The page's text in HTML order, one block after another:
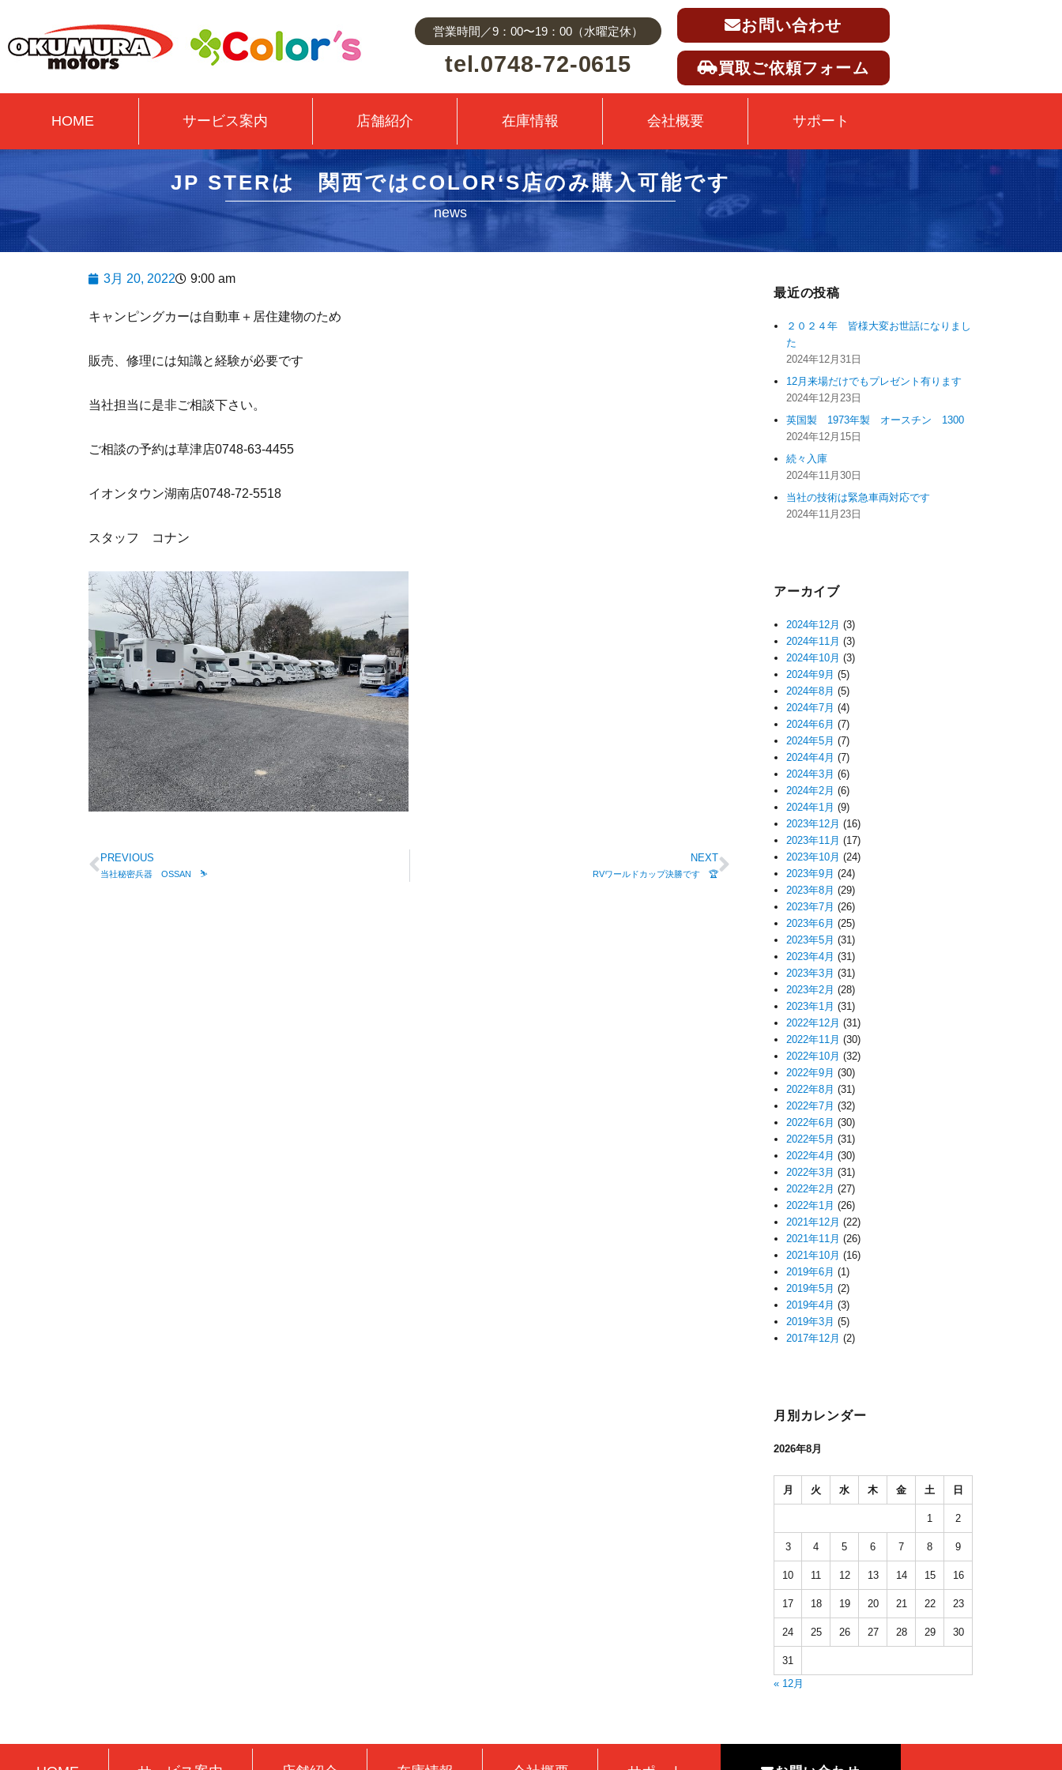
営業時間／9：00〜19：00（水曜定休）
tel.0748-72-0615
お問い合わせ
買取ご依頼フォーム
HOME サービス案内 店舗紹介 在庫情報 会社概要 サポート
JP STERは 関西ではCOLOR‘S店のみ購入可能です
news
3月 20, 2022 9:00 am
キャンピングカーは自動車＋居住建物のため
販売、修理には知識と経験が必要です
当社担当に是非ご相談下さい。
ご相談の予約は草津店0748-63-4455
イオンタウン湖南店0748-72-5518
スタッフ コナン
PREVIOUS
当社秘密兵器 OSSAN ⛷
NEXT
RVワールドカップ決勝です 🏆
最近の投稿
２０２４年 皆様大変お世話になりまし
た
2024年12月31日
12月来場だけでもプレゼント有ります
2024年12月23日
英国製 1973年製 オースチン 1300
2024年12月15日
続々入庫
2024年11月30日
当社の技術は緊急車両対応です
2024年11月23日
アーカイブ
2024年12月 (3)
2024年11月 (3)
2024年10月 (3)
2024年9月 (5)
2024年8月 (5)
2024年7月 (4)
2024年6月 (7)
2024年5月 (7)
2024年4月 (7)
2024年3月 (6)
2024年2月 (6)
2024年1月 (9)
2023年12月 (16)
2023年11月 (17)
2023年10月 (24)
2023年9月 (24)
2023年8月 (29)
2023年7月 (26)
2023年6月 (25)
2023年5月 (31)
2023年4月 (31)
2023年3月 (31)
2023年2月 (28)
2023年1月 (31)
2022年12月 (31)
2022年11月 (30)
2022年10月 (32)
2022年9月 (30)
2022年8月 (31)
2022年7月 (32)
2022年6月 (30)
2022年5月 (31)
2022年4月 (30)
2022年3月 (31)
2022年2月 (27)
2022年1月 (26)
2021年12月 (22)
2021年11月 (26)
2021年10月 (16)
2019年6月 (1)
2019年5月 (2)
2019年4月 (3)
2019年3月 (5)
2017年12月 (2)
月別カレンダー
2026年8月
月 火 水 木 金 土 日
1 2
3 4 5 6 7 8 9
10 11 12 13 14 15 16
17 18 19 20 21 22 23
24 25 26 27 28 29 30
31
« 12月